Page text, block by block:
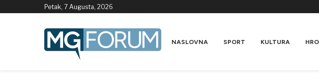
Petak, 7 Augusta, 2026
NASLOVNA SPORT KULTURA